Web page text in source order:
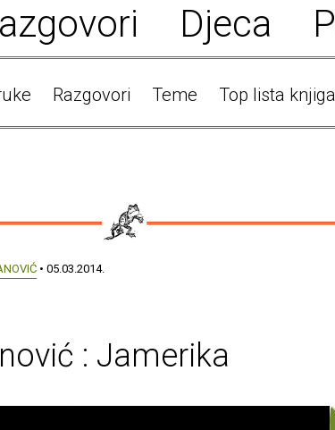
Djeca
Razgovori Teme Top lista knjiga
• 05.03.2014.
: Jamerika